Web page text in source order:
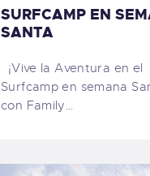
SURFCAMP EN
SANTA
¡Vive la Aventura en el
Surfcamp en semana
con Family…